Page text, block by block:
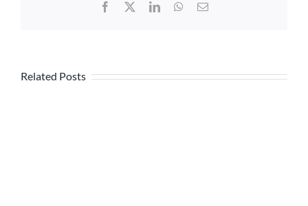
Facebook
LinkedInWhatsApp
Email
Related Posts